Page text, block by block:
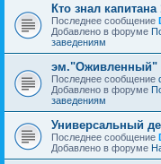
Кто знал
Последнее сообщение
Добавлено в форуме
заведениям
эм."Оживленный"
Последнее сообщение
Добавлено в форуме
заведениям
Универсальный
Последнее сообщение
Добавлено в форуме